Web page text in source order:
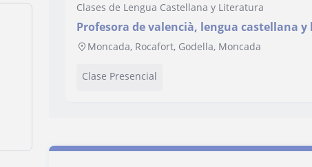
Clases de Lengua Castellana y Literatura
Profesora de valencià, lengua castellana
apoyo escolar / ESO / bachillerato /
Moncada, Rocafort, Godella, Moncada
Clase Presencial